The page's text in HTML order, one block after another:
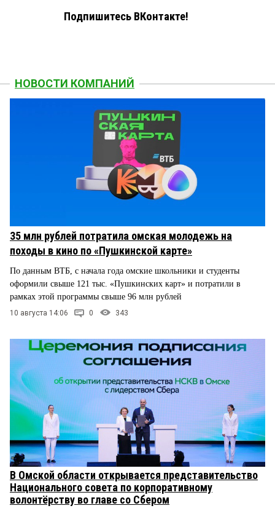
Подпишитесь ВКонтакте!
НОВОСТИ КОМПАНИЙ
35 млн рублей потратила омская молодежь на
походы в кино по «Пушкинской карте»
По данным ВТБ, с начала года омские школьники и студенты
оформили свыше 121 тыс. «Пушкинских карт» и потратили в
рамках этой программы свыше 96 млн рублей
10 августа 14:06 0 343
В Омской области открывается представительство
Национального совета по корпоративному
волонтёрству во главе со Сбером